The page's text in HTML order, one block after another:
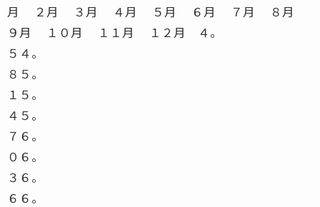
月 ２月 ３月 ４月 ５月 ６月 ７月 ８月
９月 １０月 １１月 １２月 ４。
５４。
８５。
１５。
４５。
７６。
０６。
３６。
６６。